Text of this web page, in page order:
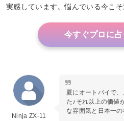
実感しています。悩んでいる今こそ
今すぐプロに占
Ninja ZX-11
夏にオートバイで
た♪それ以上の価値
な雰囲気と日本一の